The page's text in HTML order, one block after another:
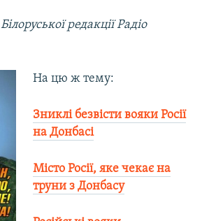
Білоруської редакції Радіо
На цю ж тему:
Зниклі безвісти вояки Росії
на Донбасі
Місто Росії, яке чекає на
труни з Донбасу